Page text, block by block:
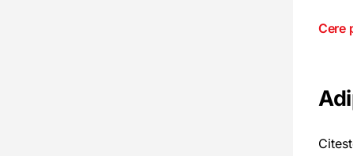
Cere